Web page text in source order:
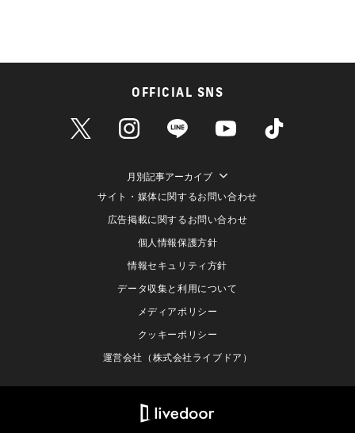
OFFICIAL SNS
月別記事アーカイブ
サイト・媒体に関するお問い合わせ
広告掲載に関するお問い合わせ
個人情報保護方針
情報セキュリティ方針
データ収集と利用について
メディアポリシー
クッキーポリシー
運営会社（株式会社ライブドア）